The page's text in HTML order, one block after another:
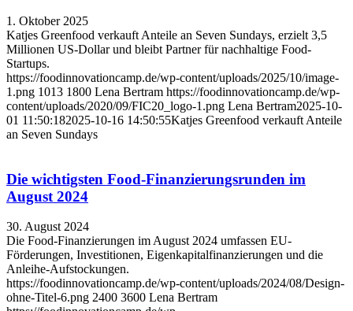
1. Oktober 2025
Katjes Greenfood verkauft Anteile an Seven Sundays, erzielt 3,5
Millionen US-Dollar und bleibt Partner für nachhaltige Food-
Startups.
https://foodinnovationcamp.de/wp-content/uploads/2025/10/image-
1.png 1013 1800 Lena Bertram https://foodinnovationcamp.de/wp-
content/uploads/2020/09/FIC20_logo-1.png Lena Bertram2025-10-
01 11:50:182025-10-16 14:50:55Katjes Greenfood verkauft Anteile
an Seven Sundays
Die wichtigsten Food-Finanzierungsrunden im
August 2024
30. August 2024
Die Food-Finanzierungen im August 2024 umfassen EU-
Förderungen, Investitionen, Eigenkapitalfinanzierungen und die
Anleihe-Aufstockungen.
https://foodinnovationcamp.de/wp-content/uploads/2024/08/Design-
ohne-Titel-6.png 2400 3600 Lena Bertram